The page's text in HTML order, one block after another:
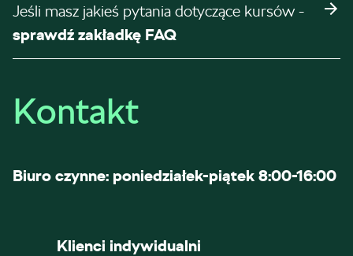
Jeśli masz jakieś pytania dotyczące kursów -
sprawdź zakładkę FAQ
Kontakt
Biuro czynne: poniedziałek-piątek 8:00-16:00
Klienci indywidualni